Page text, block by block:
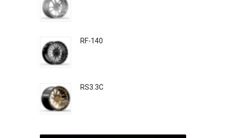
RF-140
RS3.3C